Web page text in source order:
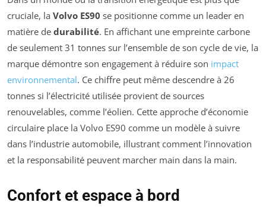
cruciale, la Volvo ES90 se positionne comme un leader en
matière de durabilité. En affichant une empreinte carbone
de seulement 31 tonnes sur l’ensemble de son cycle de vie, la
marque démontre son engagement à réduire son impact
environnemental. Ce chiffre peut même descendre à 26
tonnes si l’électricité utilisée provient de sources
renouvelables, comme l’éolien. Cette approche d’économie
circulaire place la Volvo ES90 comme un modèle à suivre
dans l’industrie automobile, illustrant comment l’innovation
et la responsabilité peuvent marcher main dans la main.
Confort et espace à bord